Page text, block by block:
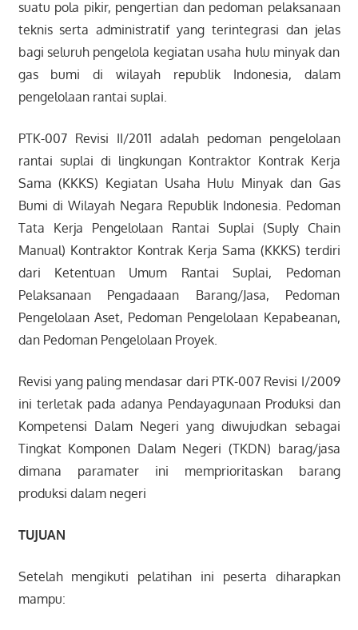
suatu pola pikir, pengertian dan pedoman pelaksanaan
teknis serta administratif yang terintegrasi dan jelas
bagi seluruh pengelola kegiatan usaha hulu minyak dan
gas bumi di wilayah republik Indonesia, dalam
pengelolaan rantai suplai.
PTK-007 Revisi II/2011 adalah pedoman pengelolaan
rantai suplai di lingkungan Kontraktor Kontrak Kerja
Sama (KKKS) Kegiatan Usaha Hulu Minyak dan Gas
Bumi di Wilayah Negara Republik Indonesia. Pedoman
Tata Kerja Pengelolaan Rantai Suplai (Suply Chain
Manual) Kontraktor Kontrak Kerja Sama (KKKS) terdiri
dari Ketentuan Umum Rantai Suplai, Pedoman
Pelaksanaan Pengadaaan Barang/Jasa, Pedoman
Pengelolaan Aset, Pedoman Pengelolaan Kepabeanan,
dan Pedoman Pengelolaan Proyek.
Revisi yang paling mendasar dari PTK-007 Revisi I/2009
ini terletak pada adanya Pendayagunaan Produksi dan
Kompetensi Dalam Negeri yang diwujudkan sebagai
Tingkat Komponen Dalam Negeri (TKDN) barag/jasa
dimana paramater ini memprioritaskan barang
produksi dalam negeri
TUJUAN
Setelah mengikuti pelatihan ini peserta diharapkan
mampu: